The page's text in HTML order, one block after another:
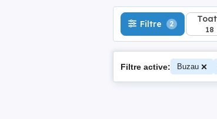
Filtre 2
18
Filtre active: Buzau